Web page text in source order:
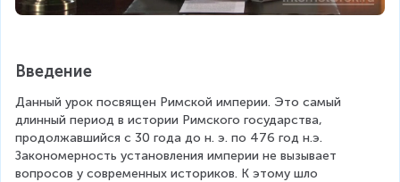
Введение
Данный урок посвящен Римской империи. Это самый
длинный период в истории Римского государства,
продолжавшийся с 30 года до н. э. по 476 год н.э.
Закономерность установления империи не вызывает
вопросов у современных историков. К этому шло